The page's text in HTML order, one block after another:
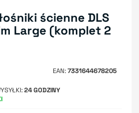
ścienne DLS
Large (komplet 2
EAN 7331644678205
24 GODZINY